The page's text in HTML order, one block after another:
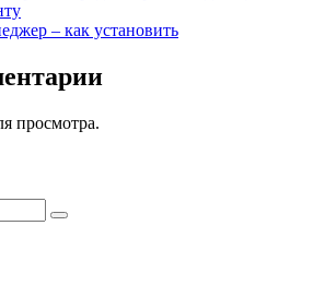
– как установить
просмотра.